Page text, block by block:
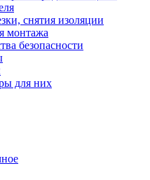
снятия изоляции
монтажа
безопасности
для них